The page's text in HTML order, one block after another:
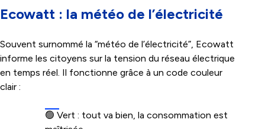
Ecowatt : la météo de l’électricité
Souvent surnommé la “météo de l’électricité”, Ecowatt
informe les citoyens sur la tension du réseau électrique
en temps réel. Il fonctionne grâce à un code couleur
clair :
🟢 Vert : tout va bien, la consommation est